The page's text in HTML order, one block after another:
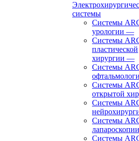
системы
Системы
урологии —
Системы
пластической
хирургии —
Системы
Системы
открытой
Системы
Системы
лапароскопии
Системы